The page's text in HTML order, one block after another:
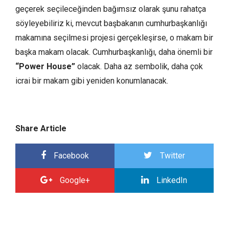
geçerek seçileceğinden bağımsız olarak şunu rahatça
söyleyebiliriz ki, mevcut başbakanın cumhurbaşkanlığı
makamına seçilmesi projesi gerçekleşirse, o makam bir
başka makam olacak. Cumhurbaşkanlığı, daha önemli bir
“Power House” olacak. Daha az sembolik, daha çok
icrai bir makam gibi yeniden konumlanacak.
Share Article
Facebook Twitter
Google+ LinkedIn